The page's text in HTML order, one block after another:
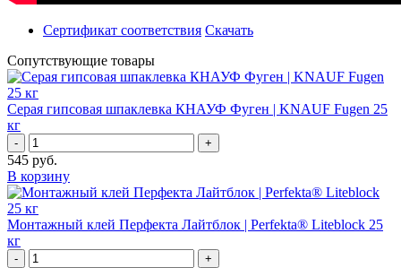
Сертификат соответствия Скачать
Сопутствующие товары
Серая гипсовая шпаклевка КНАУФ Фуген | KNAUF Fugen 25
кг
- +
545 руб.
В корзину
Монтажный клей Перфекта Лайтблок | Perfekta® Liteblock 25
кг
- +